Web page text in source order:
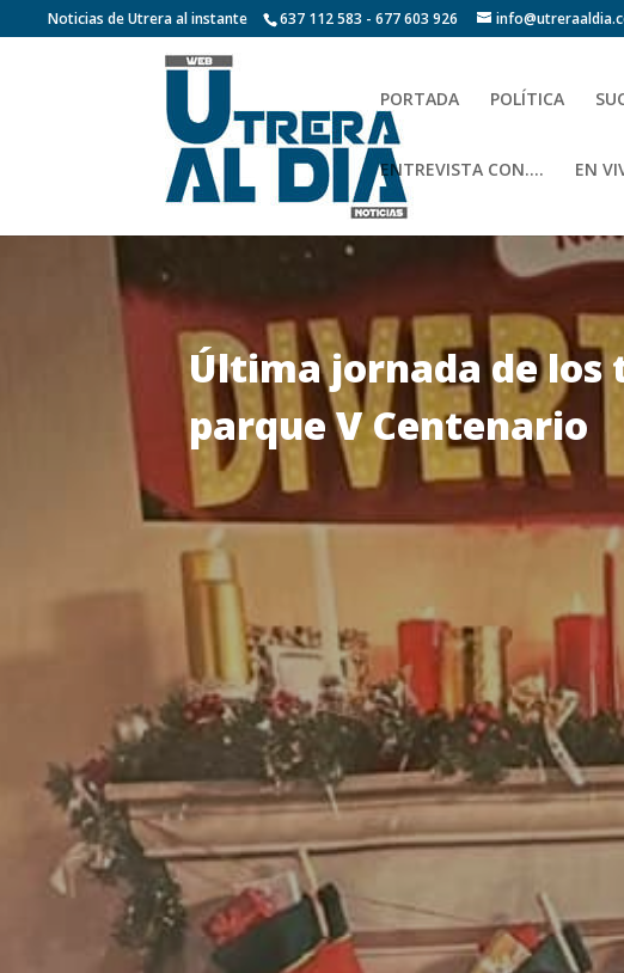
Noticias de Utrera al instante 637 112 583 - 677 603 926
PORTADA POLÍTICA
ENTREVISTA CON…. EN
Última jornada de
parque V Centenario